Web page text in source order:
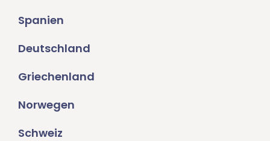
Spanien
Deutschland
Griechenland
Norwegen
Schweiz